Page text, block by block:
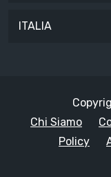
ITALIA
Chi Siamo
Policy